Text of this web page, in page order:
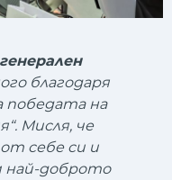
благодаря
победата на
Мисля, че
себе си и
най-доброто